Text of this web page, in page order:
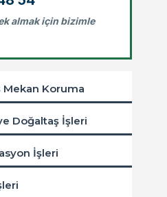
almak için bizimle
Mekan Koruma
Doğaltaş İşleri
İşleri